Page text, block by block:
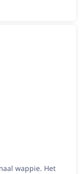
wappie. Het